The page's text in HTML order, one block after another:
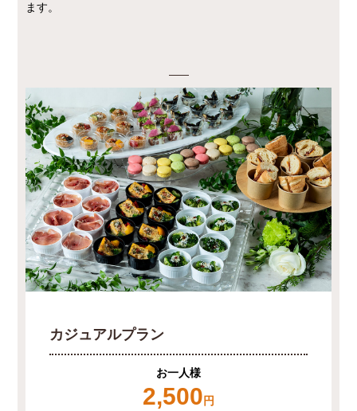
ます。
カジュアルプラン
お一人様
2,500 円